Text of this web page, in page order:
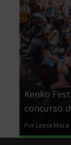
Kenko
concurso
Por Leina Mara